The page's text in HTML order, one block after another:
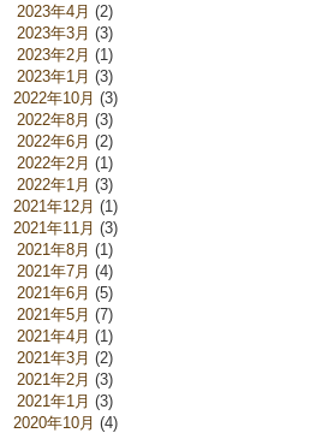
2023年4月 (2)
2023年3月 (3)
2023年2月 (1)
2023年1月 (3)
2022年10月 (3)
2022年8月 (3)
2022年6月 (2)
2022年2月 (1)
2022年1月 (3)
2021年12月 (1)
2021年11月 (3)
2021年8月 (1)
2021年7月 (4)
2021年6月 (5)
2021年5月 (7)
2021年4月 (1)
2021年3月 (2)
2021年2月 (3)
2021年1月 (3)
2020年10月 (4)